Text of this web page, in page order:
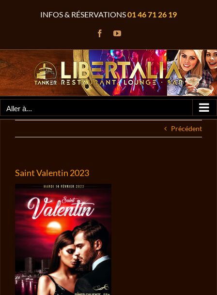
INFOS & RÉSERVATIONS01 46 71 26 19
FacebookYouTube
Aller à...
Précédent
Saint Valentin 2023